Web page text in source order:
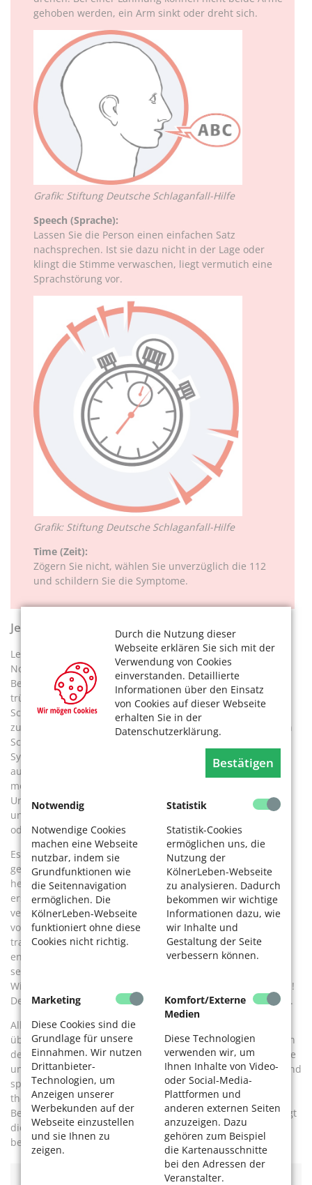
Durch die Nutzung dieser
Webseite erklären Sie sich mit der
Verwendung von Cookies
einverstanden. Detaillierte
Informationen über den Einsatz
von Cookies auf dieser Webseite
erhalten Sie in der
Datenschutzerklärung.
Bestätigen
Notwendig
Notwendige Cookies
machen eine Webseite
nutzbar, indem sie
Grundfunktionen wie
die Seitennavigation
ermöglichen. Die
KölnerLeben-Webseite
funktioniert ohne diese
Cookies nicht richtig.
Statistik
Statistik-Cookies
ermöglichen uns, die
Nutzung der
KölnerLeben-Webseite
zu analysieren. Dadurch
bekommen wir wichtige
Informationen dazu, wie
wir Inhalte und
Gestaltung der Seite
verbessern können.
Marketing
Diese Cookies sind die
Grundlage für unsere
Einnahmen. Wir nutzen
Drittanbieter-
Technologien, um
Anzeigen unserer
Werbekunden auf der
Webseite einzustellen
und sie Ihnen zu
zeigen.
Komfort/Externe
Medien
Diese Technologien
verwenden wir, um
Ihnen Inhalte von Video-
oder Social-Media-
Plattformen und
anderen externen Seiten
anzuzeigen. Dazu
gehören zum Beispiel
die Kartenausschnitte
bei den Adressen der
Veranstalter.
gehoben werden, ein Arm sinkt oder dreht sich.
Grafik: Stiftung Deutsche Schlaganfall-Hilfe
Speech (Sprache):
Lassen Sie die Person einen einfachen Satz
nachsprechen. Ist sie dazu nicht in der Lage oder
klingt die Stimme verwaschen, liegt vermutich eine
Sprachstörung vor.
Grafik: Stiftung Deutsche Schlaganfall-Hilfe
Time (Zeit):
Zögern Sie nicht, wählen Sie unverzüglich die 112
und schildern Sie die Symptome.
Jeder Schlaganfall ist ein Notfall
Leider scheuen sich noch zu viele Menschen davor, den
Notruf zu wählen. Stattdessen hoffen sie, dass die
Beschwerden von allein wieder verschwinden. Es ist eine
trügerische Hoffnung, die viel Zeit kostet und bei einem
Schlaganfall schlimme Folgen haben kann. Denn auch ein
zunächst leichter Schlaganfall kann sich zu einem schweren
Schlaganfall ausweiten. Betroffene, die auch nur leichte
Symptome oder Unwohlsein verspüren, die einen Verdacht
auf Schlaganfall nahelegen, müssen immer so schnell wie
möglich in ein Krankenhaus mit einer sogenannten Stroke
Unit gebracht werden. Eine Stroke Unit ist eine auf die
unverzügliche Behandlung von Patienten mit Schlaganfall
oder Verdacht auf Schlag- anfall spezialisierte Abteilung.
Es kommt jedoch vor, dass Schlaganfälle keines der
genannten Symptome, sondern untypische Beschwerden
hervorrufen. Ein Selbsttest kann nie ärztliches Fachwissen
ersetzen. Man sollte daher auch dann den Rettungsdienst
verständigen, wenn die Symptome nach kurzer Zeit wieder
von allein verschwinden. Denn es könnte sich um eine
transitorische ischämische Attacke, kurz TIA handeln. Sie
entsteht, wenn die Mangeldurchblutung unvollständig oder
sehr kurzzeitig ist.
Wichtig: Auch bei einer TIA handelt es sich um einen Notfall!
Denn sie kann Vorbote für einen größeren Schlaganfall sein.
Alles Weitere wird dann in der Stroke Unit, der Akutstation,
überprüft. Sie verfügt über alle erforderlichen Möglichkeiten
der apparativen Überwachung. Fachpersonal aus Neurologie
und Therapie ist rund um die Uhr verfügbar, Pflegekräfte sind
speziell geschult. Alle erforderlichen diagnostischen und
therapeutischen Maßnahmen stehen bereit. Dort bleiben
Betroffene für die Dauer der Akutphase. Im Anschluss erfolgt
die Weiterbehandlung auf einer geeigneten Station oder
bereits in einer Rehabilitationsklinik.